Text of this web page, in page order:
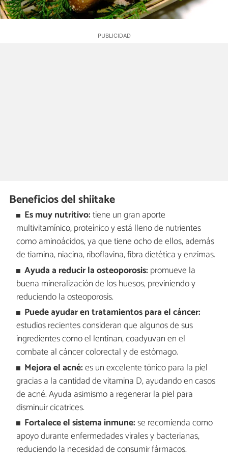
Beneficios del shiitake
Es muy nutritivo:tiene un gran aporte
multivitamínico, proteínico y está lleno de nutrientes
como aminoácidos, ya que tiene ocho de ellos, además
de tiamina, niacina, riboflavina, fibra dietética y enzimas.
Ayuda a reducir la osteoporosis: promueve la
buena mineralización de los huesos, previniendo y
reduciendo la osteoporosis.
Puede ayudar en tratamientos para el cáncer:
estudios recientes consideran que algunos de sus
ingredientes como el lentinan, coadyuvan en el
combate al cáncer colorectal y de estómago.
Mejora el acné:es un excelente tónico para la piel
gracias a la cantidad de vitamina D, ayudando en casos
de acné. Ayuda asimismo a regenerar la piel para
disminuir cicatrices.
Fortalece el sistema inmune:se recomienda como
apoyo durante enfermedades virales y bacterianas,
reduciendo la necesidad de consumir fármacos.